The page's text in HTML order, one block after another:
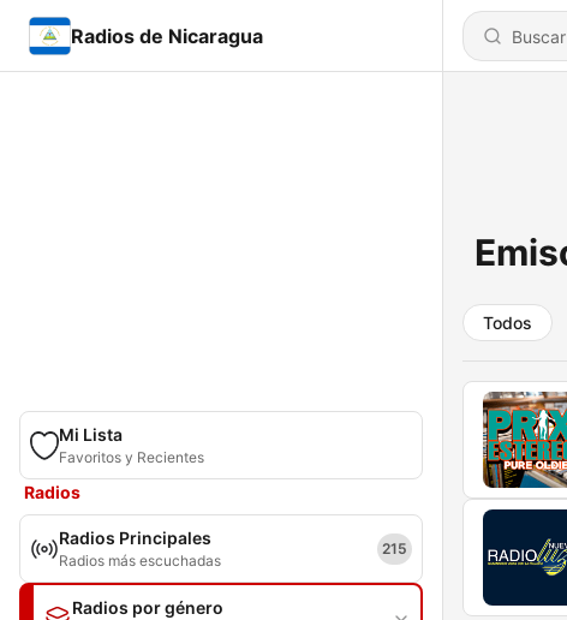
Radios de Nicaragua
Mi Lista
Favoritos y Recientes
Radios
Radios Principales
Radios más escuchadas
215
Radios por género
Todos